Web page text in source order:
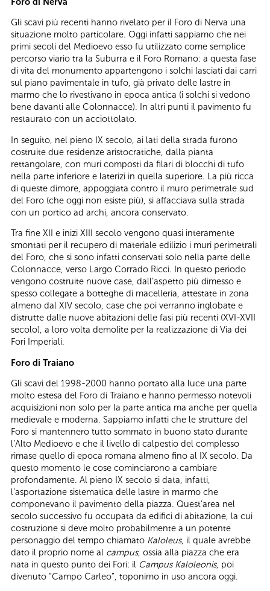
Gli scavi più recenti hanno rivelato per il Foro di Nerva una
situazione molto particolare. Oggi infatti sappiamo che nei
primi secoli del Medioevo esso fu utilizzato come semplice
percorso viario tra la Suburra e il Foro Romano: a questa fase
di vita del monumento appartengono i solchi lasciati dai carri
sul piano pavimentale in tufo, già privato delle lastre in
marmo che lo rivestivano in epoca antica (i solchi si vedono
bene davanti alle Colonnacce). In altri punti il pavimento fu
restaurato con un acciottolato.
In seguito, nel pieno IX secolo, ai lati della strada furono
costruite due residenze aristocratiche, dalla pianta
rettangolare, con muri composti da filari di blocchi di tufo
nella parte inferiore e laterizi in quella superiore. La più ricca
di queste dimore, appoggiata contro il muro perimetrale sud
del Foro (che oggi non esiste più), si affacciava sulla strada
con un portico ad archi, ancora conservato.
Tra fine XII e inizi XIII secolo vengono quasi interamente
smontati per il recupero di materiale edilizio i muri perimetrali
del Foro, che si sono infatti conservati solo nella parte delle
Colonnacce, verso Largo Corrado Ricci. In questo periodo
vengono costruite nuove case, dall’aspetto più dimesso e
spesso collegate a botteghe di macelleria, attestate in zona
almeno dal XIV secolo, case che poi verranno inglobate e
distrutte dalle nuove abitazioni delle fasi più recenti (XVI-XVII
secolo), a loro volta demolite per la realizzazione di Via dei
Fori Imperiali.
Foro di Traiano
Gli scavi del 1998-2000 hanno portato alla luce una parte
molto estesa del Foro di Traiano e hanno permesso notevoli
acquisizioni non solo per la parte antica ma anche per quella
medievale e moderna. Sappiamo infatti che le strutture del
Foro si mantennero tutto sommato in buono stato durante
l’Alto Medioevo e che il livello di calpestio del complesso
rimase quello di epoca romana almeno fino al IX secolo. Da
questo momento le cose cominciarono a cambiare
profondamente. Al pieno IX secolo si data, infatti,
l’asportazione sistematica delle lastre in marmo che
componevano il pavimento della piazza. Quest’area nel
secolo successivo fu occupata da edifici di abitazione, la cui
costruzione si deve molto probabilmente a un potente
personaggio del tempo chiamato Kaloleus, il quale avrebbe
dato il proprio nome al campus, ossia alla piazza che era
nata in questo punto dei Fori: il Campus Kaloleonis, poi
divenuto “Campo Carleo”, toponimo in uso ancora oggi.